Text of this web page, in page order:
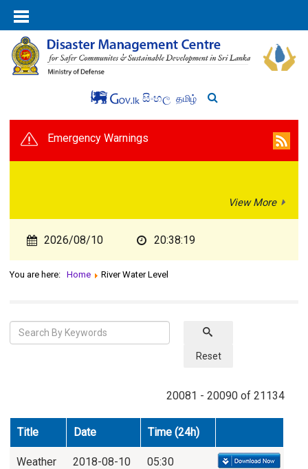
සිංහල தமிழ்
Emergency Warnings
View More
2026/08/10 20:38:19
You are here: Home River Water Level
Reset
20081 - 20090 of 21134
Title Date Time (24h)
Weather
2018-08-10 05:30